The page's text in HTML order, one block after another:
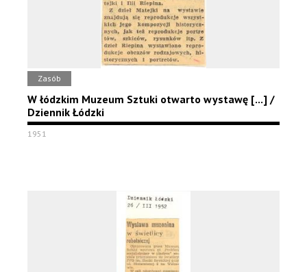
Zasób
W łódzkim Muzeum Sztuki otwarto wystawę [...] /
Dziennik Łódzki
1951